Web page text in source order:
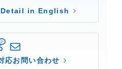
in English
応お問い合わせ